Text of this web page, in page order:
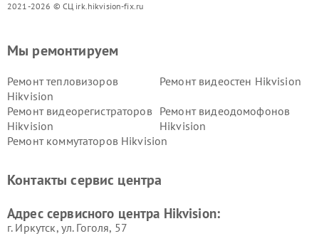
2021-2026 © СЦ irk.hikvision-fix.ru
Мы ремонтируем
Ремонт тепловизоров
Hikvision
Ремонт видеостен Hikvision
Ремонт видеорегистраторов
Hikvision
Ремонт видеодомофонов
Hikvision
Ремонт коммутаторов Hikvision
Контакты сервис центра
Адрес сервисного центра Hikvision:
г. Иркутск, ул. ​Гоголя, 57